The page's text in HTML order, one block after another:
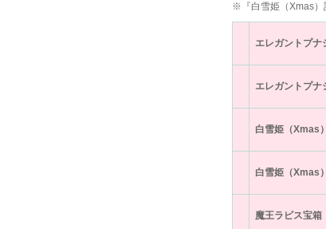
※『白雪姫（Xmas）
エレガントプナ
エレガントプナ
白雪姫（Xmas
白雪姫（Xmas
魔王ラピス宝箱